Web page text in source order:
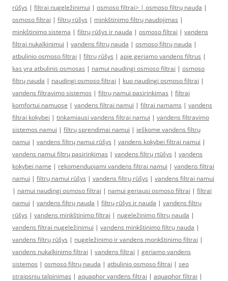
rūšys | filtrai nugeležinimui | osmoso filtrai> | osmoso filtrų nauda |
osmoso filtrai | filtrų rūšys | minkštinimo filtrų naudojimas |
minkštinimo sistema | filtrų rūšys ir nauda | osmoso filtrai | vandens
filtrai nukalkinimui | vandens filtrų nauda | osmoso filtrų nauda |
atbulinio osmoso filtrai | filtrų rūšys | apie geriamo vandens filtrus |
kas yra atbulinis osmosas | namui naudingi osmoso filtrai | osmoso
filtrų nauda | naudingi osmoso filtrai | kuo naudingi osmoso filtrai |
vandens filtravimo sistemos | filtrų namui pasirinkimas | filtrai
komfortui namuose | vandens filtrai namui | filtrai namams | vandens
filtrai kokybei | tinkamiausi vandens filtrai namui | vandens filtravimo
sistemos namui | filtrų sprendimai namui | ieškome vandens filtrų
namui | vandens filtrų namui rūšys | vandens kokybei filtrai namui |
vandens namui filtrų pasirinkimas | vandens filtrų rtūšys | vandens
kokybei name | rekomenduojami vandens filtrai namui | vandens filtrai
namui | filtrų namui rūšys | vandens filtrų rūšys | vandens filtrai namui
| namui naudingi osmoso filtrai | namui geriausi osmoso filtrai | filtrai
namui | vandens filtrų nauda | filtrų rūšys ir nauda | vandens filtrų
rūšys | vandens minkštinimo filtrai | nugeležinimo filtrų nauda |
vandens filtrai nugeležinimui | vandens minkštinimo filtrų nauda |
vandens filtrų rūšys | nugeležinimo ir vandens monkštinimo filtrai |
vandens nukalkinimo filtrai | vandens filtrai | geriamo vandens
sistemos | osmoso filtrų nauda | atbulinio osmoso filtrai | seo
straipsniu talpinimas | aquaphor vandens filtrai | aquaphor filtrai |